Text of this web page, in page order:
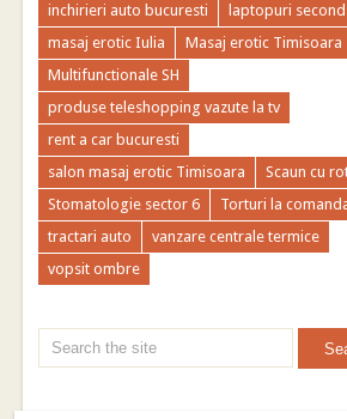
inchirieri auto bucuresti
laptopuri
masaj erotic Iulia
Masaj erotic Timisoara
Multifunctionale SH
produse teleshopping vazute la tv
rent a car bucuresti
salon masaj erotic Timisoara
Scaun cu
Stomatologie sector 6
Torturi la
tractari auto
vanzare centrale termice
vopsit ombre